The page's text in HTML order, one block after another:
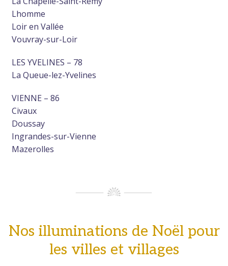
Lhomme
Loir en Vallée
Vouvray-sur-Loir
LES YVELINES – 78
La Queue-lez-Yvelines
VIENNE – 86
Civaux
Doussay
Ingrandes-sur-Vienne
Mazerolles
Nos illuminations de Noël pour
les villes et villages